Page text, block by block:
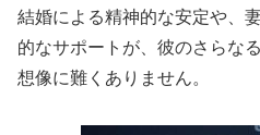
結婚による精神的な安定や、
的なサポートが、彼のさらな
想像に難くありません。